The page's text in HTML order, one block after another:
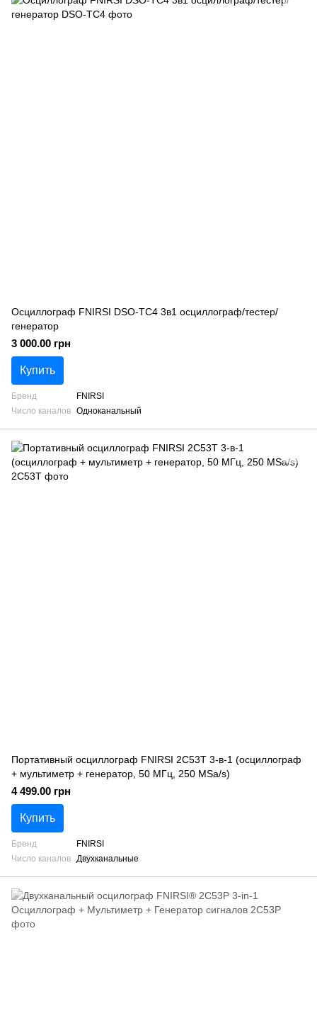
Осциллограф FNIRSI DSO-TC4 3в1 осциллограф/тестер/
генератор
3 000.00 грн
Купить
Бренд
FNIRSI
Число каналов Одноканальный
Портативный осциллограф FNIRSI 2C53T 3-в-1 (осциллограф
+ мультиметр + генератор, 50 МГц, 250 MSa/s)
4 499.00 грн
Купить
Бренд
FNIRSI
Число каналов Двухканальные